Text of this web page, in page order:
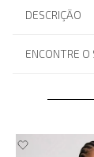
DESCRIÇÃO
ENCONTRE